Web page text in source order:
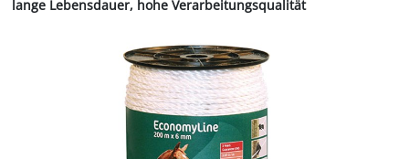
lange Lebensdauer, hohe Verarbeitungsqualität